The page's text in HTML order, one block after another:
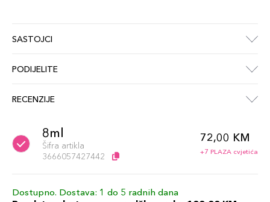
SASTOJCI
PODIJELITE
RECENZIJE
8ml
Šifra artikla
3666057427442
72,00 KM
+7 PLAZA cvjetića
Dostupno. Dostava: 1 do 5 radnih dana